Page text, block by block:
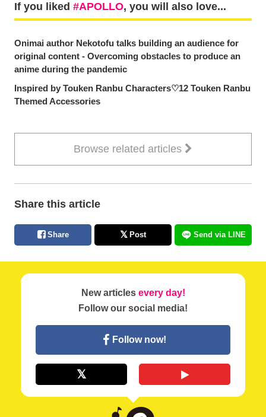
If you liked APOLLO, you will also love...
Onimai author Nekotofu talks building an audience for
original content - Overcoming obstacles to produce an
anime during the pandemic
Inspired by Touken Ranbu Characters♡12 Touken Ranbu
Themed Accessories
Browse related articles
Share this article
Share Post Send via LINE
New articles every day!
Follow our social media!
Follow now!